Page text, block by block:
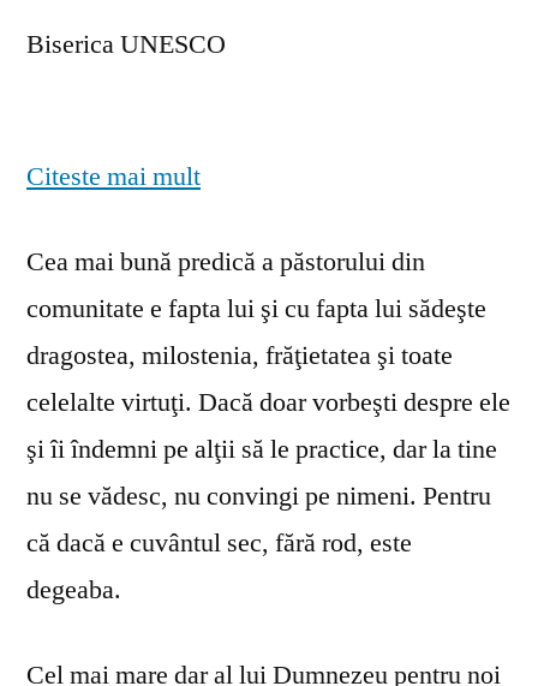
Biserica UNESCO
Citeste mai mult
Cea mai bună predică a păstorului din
comunitate e fapta lui şi cu fapta lui sădeşte
dragostea, milostenia, frăţietatea şi toate
celelalte virtuţi. Dacă doar vorbeşti despre ele
şi îi îndemni pe alţii să le practice, dar la tine
nu se vă­desc, nu convingi pe nimeni. Pentru
că dacă e cuvântul sec, fără rod, este
degeaba.
Cel mai mare dar al lui Dumnezeu pentru noi